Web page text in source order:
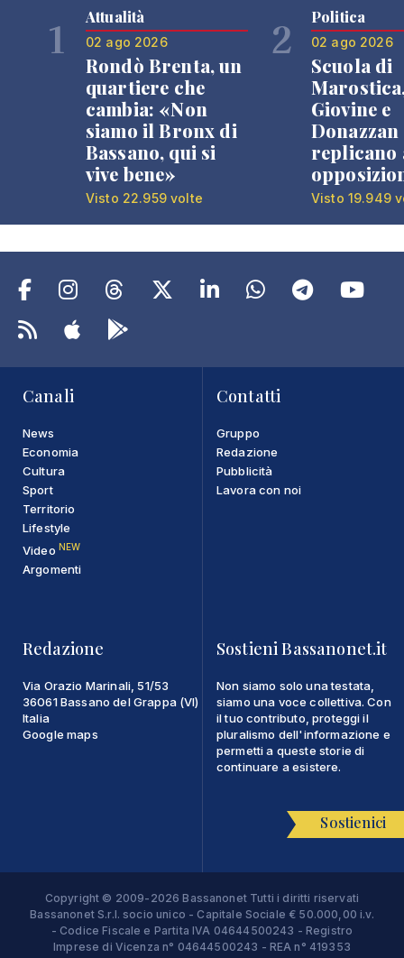
1 Attualità
02 ago 2026
Rondò Brenta, un
quartiere che
cambia: «Non
siamo il Bronx di
Bassano, qui si
vive bene»
Visto 22.959 volte
2 Politica
02 ago 2026
Scuola di
Giovine e
Donazzan
replicano
Visto 19.949
Canali
News
Economia
Cultura
Sport
Territorio
Lifestyle
Video NEW
Argomenti
Contatti
Gruppo
Redazione
Pubblicità
Lavora con noi
Redazione
Via Orazio Marinali, 51/53
36061 Bassano del Grappa (VI)
Italia
Google maps
Sostieni Bassanonet.it
Non siamo solo una testata,
siamo una voce collettiva. Con
il tuo contributo, proteggi il
pluralismo dell'informazione e
permetti a queste storie di
continuare a esistere.
Sostienici
Copyright © 2009-2026 Bassanonet Tutti i diritti riservati
Bassanonet S.r.l. socio unico - Capitale Sociale € 50.000,00 i.v.
- Codice Fiscale e Partita IVA 04644500243 - Registro
Imprese di Vicenza n° 04644500243 - REA n° 419353